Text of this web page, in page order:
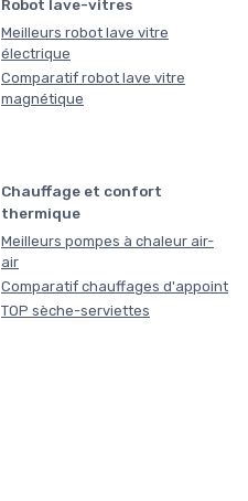
Robot lave-vitres
Meilleurs robot lave vitre
électrique
Comparatif robot lave vitre
magnétique
Chauffage et confort
thermique
Meilleurs pompes à chaleur air-
air
Comparatif chauffages d'appoint
TOP sèche-serviettes